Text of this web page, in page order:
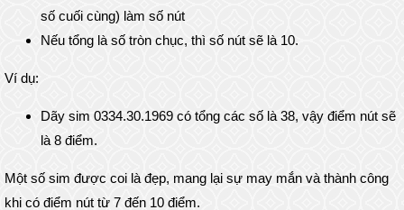
số cuối cùng) làm số nút
Nếu tổng là số tròn chục, thì số nút sẽ là 10.
Ví dụ:
Dãy sim 0334.30.1969 có tổng các số là 38, vậy điểm nút sẽ
là 8 điểm.
Một số sim được coi là đẹp, mang lại sự may mắn và thành công
khi có điểm nút từ 7 đến 10 điểm.